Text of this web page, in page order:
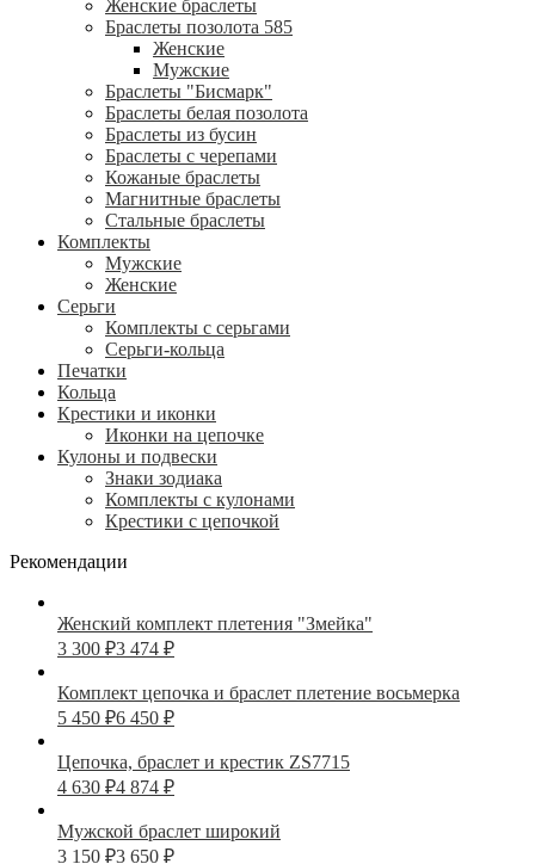
Женские браслеты
Браслеты позолота 585
Женские
Мужские
Браслеты "Бисмарк"
Браслеты белая позолота
Браслеты из бусин
Браслеты с черепами
Кожаные браслеты
Магнитные браслеты
Стальные браслеты
Комплекты
Мужские
Женские
Серьги
Комплекты с серьгами
Серьги-кольца
Печатки
Кольца
Крестики и иконки
Иконки на цепочке
Кулоны и подвески
Знаки зодиака
Комплекты с кулонами
Крестики с цепочкой
Рекомендации
Женский комплект плетения "Змейка"
3 300 ₽3 474 ₽
Комплект цепочка и браслет плетение восьмерка
5 450 ₽6 450 ₽
Цепочка, браслет и крестик ZS7715
4 630 ₽4 874 ₽
Мужской браслет широкий
3 150 ₽3 650 ₽